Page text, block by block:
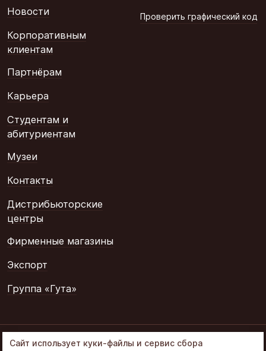
Новости
Корпоративным
клиентам
Партнёрам
Карьера
Студентам и
абитуриентам
Музеи
Контакты
Дистрибьюторские
центры
Фирменные магазины
Экспорт
Группа «Гута»
Проверить графический код
© 2002–2026
Сайт использует куки-файлы и сервис сбора